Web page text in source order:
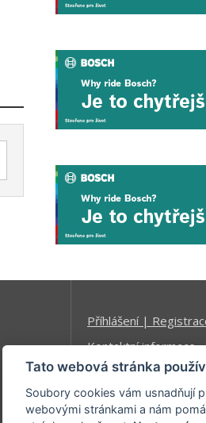
Příhlášení |
Kontaktní informace
Mapa stránek
Tato webová stránka
Soubory cookies vám usnadňují
webovými stránkami a nám